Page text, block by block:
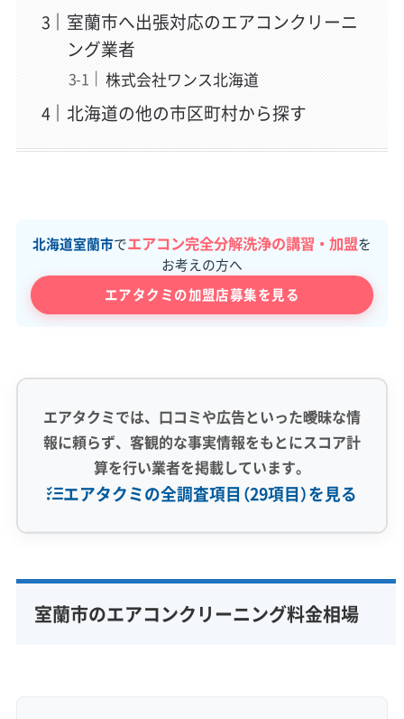
室蘭市へ出張対応のエアコンクリーニ
ング業者
株式会社ワンス北海道
北海道の他の市区町村から探す
北海道室蘭市でエアコン完全分解洗浄の講習・加盟を
お考えの方へ
エアタクミの加盟店募集を見る
エアタクミでは、口コミや広告といった曖昧な情
報に頼らず、客観的な事実情報をもとにスコア計
算を行い業者を掲載しています。
エアタクミの全調査項目（29項目）を見る
完全分解洗浄 部分クリーニング
実績10年以上
室蘭市のエアコンクリーニング料金相場